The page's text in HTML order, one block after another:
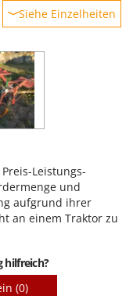
Siehe Einzelheiten
Leistungs-
und
aufgrund ihrer
an einem Traktor zu
hilfreich?
(0)